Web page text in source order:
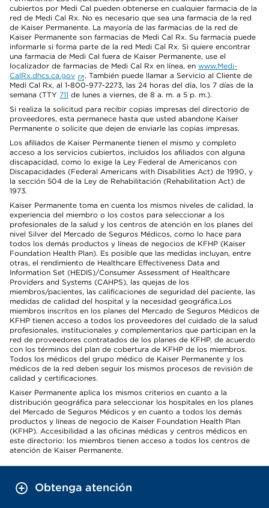
cubiertos por Medi Cal pueden obtenerse en cualquier farmacia de la
red de Medi Cal Rx. No es necesario que sea una farmacia de la red
de Kaiser Permanente. La mayoría de las farmacias de la red de
Kaiser Permanente son farmacias de Medi Cal Rx. Su farmacia puede
informarle si forma parte de la red Medi Cal Rx. Si quiere encontrar
una farmacia de Medi Cal fuera de Kaiser Permanente, use el
localizador de farmacias de Medi Cal Rx en línea, en www.Medi-
CalRx.dhcs.ca.gov
. También puede llamar a Servicio al Cliente de
Medi Cal Rx, al 1-800-977-2273, las 24 horas del día, los 7 días de la
semana (TTY 711 de lunes a viernes, de 8 a. m. a 5 p. m.).
Si realiza la solicitud para recibir copias impresas del directorio de
proveedores, esta permanece hasta que usted abandone Kaiser
Permanente o solicite que dejen de enviarle las copias impresas.
Los afiliados de Kaiser Permanente tienen el mismo y completo
acceso a los servicios cubiertos, incluidos los afiliados con alguna
discapacidad, como lo exige la Ley Federal de Americanos con
Discapacidades (Federal Americans with Disabilities Act) de 1990, y
la sección 504 de la Ley de Rehabilitación (Rehabilitation Act) de
1973.
Kaiser Permanente toma en cuenta los mismos niveles de calidad, la
experiencia del miembro o los costos para seleccionar a los
profesionales de la salud y los centros de atención en los planes del
nivel Silver del Mercado de Seguros Médicos, como lo hace para
todos los demás productos y líneas de negocios de KFHP (Kaiser
Foundation Health Plan). Es posible que las medidas incluyan, entre
otras, el rendimiento de Healthcare Effectiveness Data and
Information Set (HEDIS)/Consumer Assessment of Healthcare
Providers and Systems (CAHPS), las quejas de los
miembros/pacientes, las calificaciones de seguridad del paciente, las
medidas de calidad del hospital y la necesidad geográfica.Los
miembros inscritos en los planes del Mercado de Seguros Médicos de
KFHP tienen acceso a todos los proveedores del cuidado de la salud
profesionales, institucionales y complementarios que participan en la
red de proveedores contratados de los planes de KFHP, de acuerdo
con los términos del plan de cobertura de KFHP de los miembros.
Todos los médicos del grupo médico de Kaiser Permanente y los
médicos de la red deben seguir los mismos procesos de revisión de
calidad y certificaciones.
Kaiser Permanente aplica los mismos criterios en cuanto a la
distribución geográfica para seleccionar los hospitales en los planes
del Mercado de Seguros Médicos y en cuanto a todos los demás
productos y líneas de negocio de Kaiser Foundation Health Plan
(KFHP). Accesibilidad a las oficinas médicas y centros médicos en
este directorio: los miembros tienen acceso a todos los centros de
atención de Kaiser Permanente.
Obtenga atención